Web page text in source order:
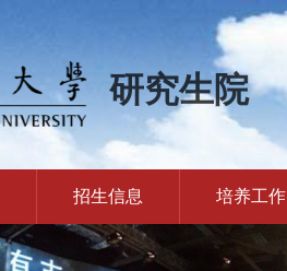
研究生院
招生信息 培养工作